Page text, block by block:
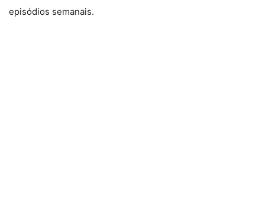
episódios semanais.